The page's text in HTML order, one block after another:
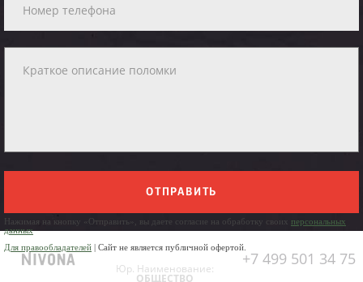
ОТПРАВИТЬ
Нажимая на кнопку «Отправить», вы даете согласие на обработку своих персональных
данных
Для правообладателей | Сайт не является публичной офертой.
+7 499 501 34 75
Юр. Наименование:
ОБЩЕСТВО